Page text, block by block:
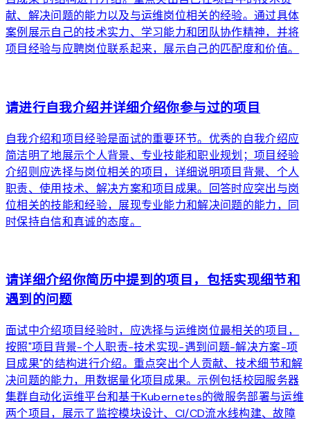
献、解决问题的能力以及与运维岗位相关的经验。通过具体
案例展示自己的技术实力、学习能力和团队协作精神，并将
项目经验与应聘岗位联系起来，展示自己的匹配度和价值。
请进行自我介绍并详细介绍你参与过的项目
自我介绍和项目经验是面试的重要环节。优秀的自我介绍应
简洁明了地展示个人背景、专业技能和职业规划；项目经验
介绍则应选择与岗位相关的项目，详细说明项目背景、个人
职责、使用技术、解决方案和项目成果。回答时应突出与岗
位相关的技能和经验，展现专业能力和解决问题的能力，同
时保持自信和真诚的态度。
请详细介绍你简历中提到的项目，包括实现细节和
遇到的问题
面试中介绍项目经验时，应选择与运维岗位最相关的项目，
按照"项目背景-个人职责-技术实现-遇到问题-解决方案-项
目成果"的结构进行介绍。重点突出个人贡献、技术细节和解
决问题的能力，用数据量化项目成果。示例包括校园服务器
集群自动化运维平台和基于Kubernetes的微服务部署与运维
两个项目，展示了监控模块设计、CI/CD流水线构建、故障